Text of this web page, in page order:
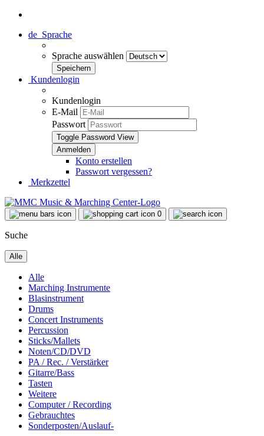
de Sprache
Sprache auswählen
Kundenlogin
Kundenlogin
E-Mail
Passwort
Toggle Password View
Konto erstellen
Passwort vergessen?
Merkzettel
0
Suche
Alle
Alle
Marching Instrumente
Blasinstrument
Drums
Concert Instruments
Percussion
Sticks/Mallets
Noten/CD/DVD
PA / Rec. / Verstärker
Gitarre/Bass
Tasten
Weitere
Computer / Recording
Gebrauchtes
Sonderposten/Auslauf-